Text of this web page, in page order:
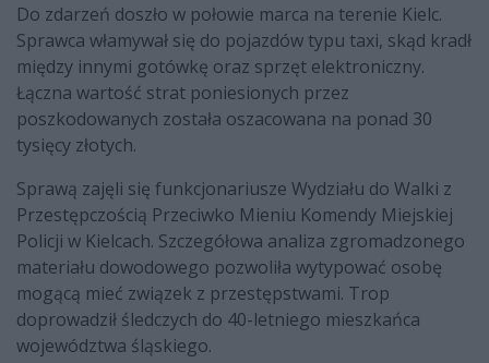
Do zdarzeń doszło w połowie marca na terenie Kielc.
Sprawca włamywał się do pojazdów typu taxi, skąd kradł
między innymi gotówkę oraz sprzęt elektroniczny.
Łączna wartość strat poniesionych przez
poszkodowanych została oszacowana na ponad 30
tysięcy złotych.
Sprawą zajęli się funkcjonariusze Wydziału do Walki z
Przestępczością Przeciwko Mieniu Komendy Miejskiej
Policji w Kielcach. Szczegółowa analiza zgromadzonego
materiału dowodowego pozwoliła wytypować osobę
mogącą mieć związek z przestępstwami. Trop
doprowadził śledczych do 40-letniego mieszkańca
województwa śląskiego.